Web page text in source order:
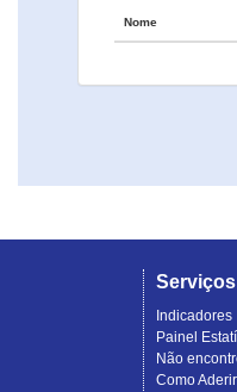
Nome
Serviços
Indicadores
Painel
Não
Como